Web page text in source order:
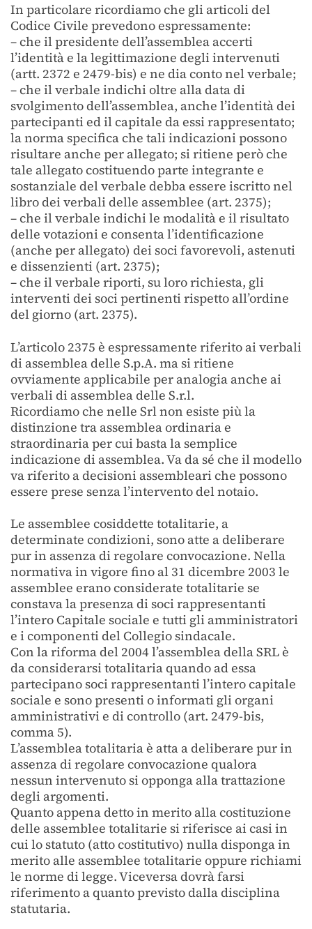
In particolare ricordiamo che gli articoli del
Codice Civile prevedono espressamente:
– che il presidente dell’assemblea accerti
l’identità e la legittimazione degli intervenuti
(artt. 2372 e 2479-bis) e ne dia conto nel verbale;
– che il verbale indichi oltre alla data di
svolgimento dell’assemblea, anche l’identità dei
partecipanti ed il capitale da essi rappresentato;
la norma specifica che tali indicazioni possono
risultare anche per allegato; si ritiene però che
tale allegato costituendo parte integrante e
sostanziale del verbale debba essere iscritto nel
libro dei verbali delle assemblee (art. 2375);
– che il verbale indichi le modalità e il risultato
delle votazioni e consenta l’identificazione
(anche per allegato) dei soci favorevoli, astenuti
e dissenzienti (art. 2375);
– che il verbale riporti, su loro richiesta, gli
interventi dei soci pertinenti rispetto all’ordine
del giorno (art. 2375).
L’articolo 2375 è espressamente riferito ai verbali
di assemblea delle S.p.A. ma si ritiene
ovviamente applicabile per analogia anche ai
verbali di assemblea delle S.r.l.
Ricordiamo che nelle Srl non esiste più la
distinzione tra assemblea ordinaria e
straordinaria per cui basta la semplice
indicazione di assemblea. Va da sé che il modello
va riferito a decisioni assembleari che possono
essere prese senza l’intervento del notaio.
Le assemblee cosiddette totalitarie, a
determinate condizioni, sono atte a deliberare
pur in assenza di regolare convocazione. Nella
normativa in vigore fino al 31 dicembre 2003 le
assemblee erano considerate totalitarie se
constava la presenza di soci rappresentanti
l’intero Capitale sociale e tutti gli amministratori
e i componenti del Collegio sindacale.
Con la riforma del 2004 l’assemblea della SRL è
da considerarsi totalitaria quando ad essa
partecipano soci rappresentanti l’intero capitale
sociale e sono presenti o informati gli organi
amministrativi e di controllo (art. 2479-bis,
comma 5).
L’assemblea totalitaria è atta a deliberare pur in
assenza di regolare convocazione qualora
nessun intervenuto si opponga alla trattazione
degli argomenti.
Quanto appena detto in merito alla costituzione
delle assemblee totalitarie si riferisce ai casi in
cui lo statuto (atto costitutivo) nulla disponga in
merito alle assemblee totalitarie oppure richiami
le norme di legge. Viceversa dovrà farsi
riferimento a quanto previsto dalla disciplina
statutaria.